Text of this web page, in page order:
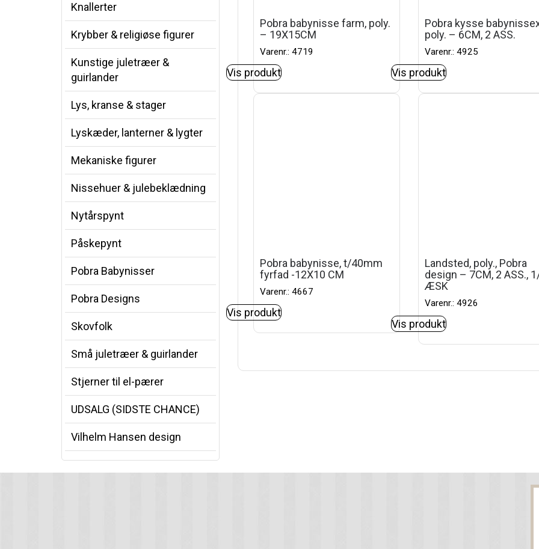
Knallerter
Krybber & religiøse figurer
Kunstige juletræer &
guirlander
Lys, kranse & stager
Lyskæder, lanterner & lygter
Mekaniske figurer
Nissehuer & julebeklædning
Nytårspynt
Påskepynt
Pobra Babynisser
Pobra Designs
Skovfolk
Små juletræer & guirlander
Stjerner til el-pærer
UDSALG (SIDSTE CHANCE)
Vilhelm Hansen design
Pobra babynisse farm, poly.
– 19X15CM
Varenr.: 4719
Vis produkt
Pobra kysse
poly. – 6CM, 2 ASS.
Varenr.: 4925
Vis produkt
Pobra babynisse, t/40mm
fyrfad -12X10 CM
Varenr.: 4667
Vis produkt
Landsted, poly., Pobra
design – 7CM, 2 ASS.,
ÆSK
Varenr.: 4926
Vis produkt